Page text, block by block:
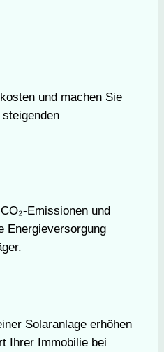
und machen Sie
Emissionen und
Energieversorgung
Solaranlage erhöhen
Ihrer Immobilie bei